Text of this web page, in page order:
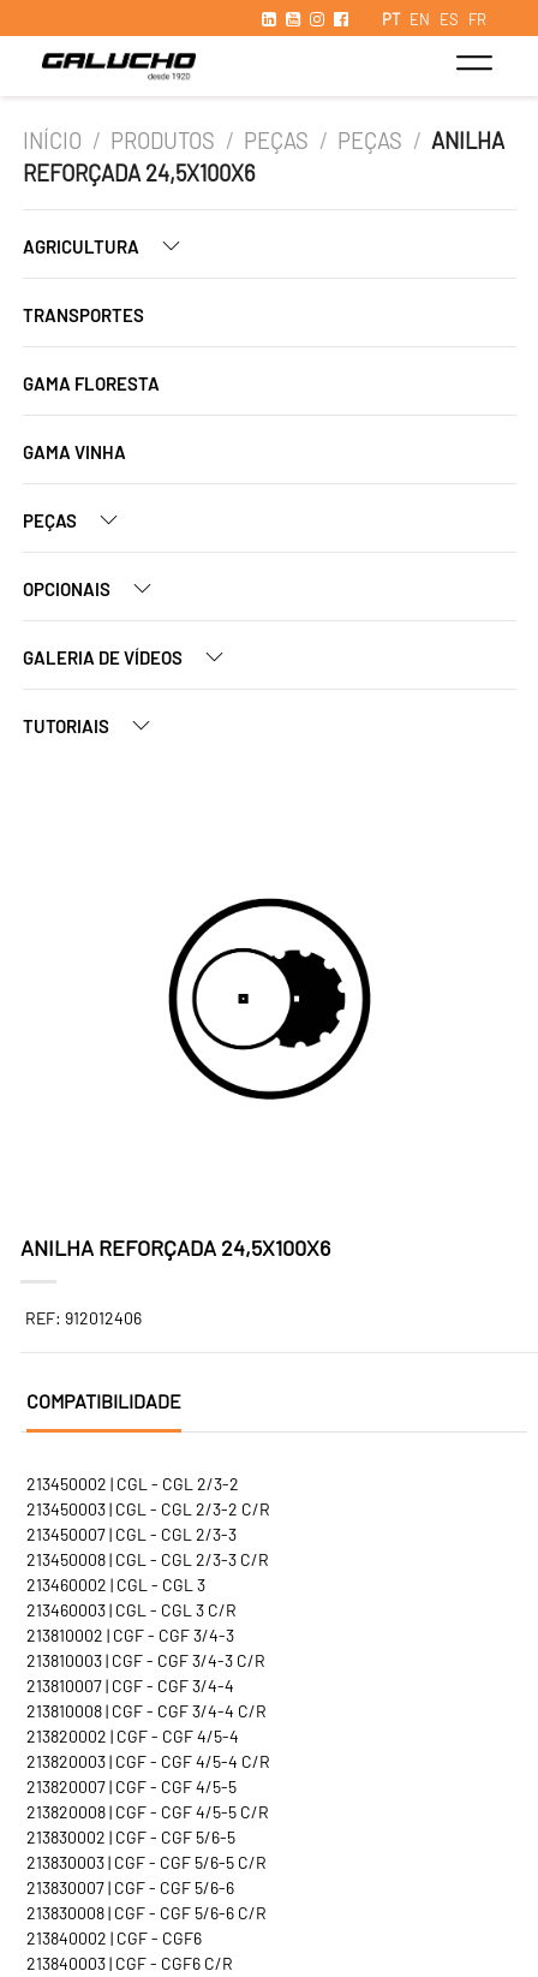
PT EN ES FR
INÍCIO / PRODUTOS / PEÇAS / PEÇAS / ANILHA
REFORÇADA 24,5X100X6
AGRICULTURA
TRANSPORTES
GAMA FLORESTA
GAMA VINHA
PEÇAS
OPCIONAIS
GALERIA DE VÍDEOS
TUTORIAIS
ANILHA REFORÇADA 24,5X100X6
REF: 912012406
COMPATIBILIDADE
213450002 | CGL - CGL 2/3-2
213450003 | CGL - CGL 2/3-2 C/R
213450007 | CGL - CGL 2/3-3
213450008 | CGL - CGL 2/3-3 C/R
213460002 | CGL - CGL 3
213460003 | CGL - CGL 3 C/R
213810002 | CGF - CGF 3/4-3
213810003 | CGF - CGF 3/4-3 C/R
213810007 | CGF - CGF 3/4-4
213810008 | CGF - CGF 3/4-4 C/R
213820002 | CGF - CGF 4/5-4
213820003 | CGF - CGF 4/5-4 C/R
213820007 | CGF - CGF 4/5-5
213820008 | CGF - CGF 4/5-5 C/R
213830002 | CGF - CGF 5/6-5
213830003 | CGF - CGF 5/6-5 C/R
213830007 | CGF - CGF 5/6-6
213830008 | CGF - CGF 5/6-6 C/R
213840002 | CGF - CGF6
213840003 | CGF - CGF6 C/R